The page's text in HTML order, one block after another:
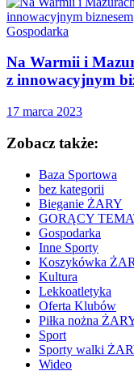
Gospodarka
Na Warmii i
z innowacyjnym
17 marca 2023
Zobacz także:
Baza Sportowa
bez kategorii
Bieganie ŻARY
GORĄCY
Gospodarka
Inne Sporty
Koszykówka
Kultura
Lekkoatletyka
Oferta Klubów
Piłka nożna
Sport
Sporty walki
Wideo